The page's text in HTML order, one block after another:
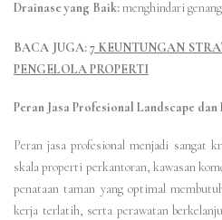
Drainase yang Baik:menghindari
BACA JUGA:7 KEUNTUNGAN
PENGELOLA PROPERTI
Peran Jasa Profesional Landscape dan
Peran jasa profesional menjadi sangat
skala properti perkantoran, kawasan
penataan taman yang optimal
kerja terlatih, serta perawatan